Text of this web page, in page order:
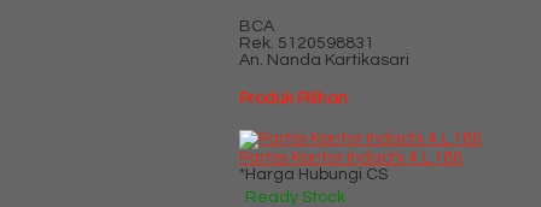
BCA
Rek. 5120598831
An. Nanda Kartikasari
Produk Pilihan
Partisi Kantor Indachi 4 L 180
*Harga Hubungi CS
Ready Stock